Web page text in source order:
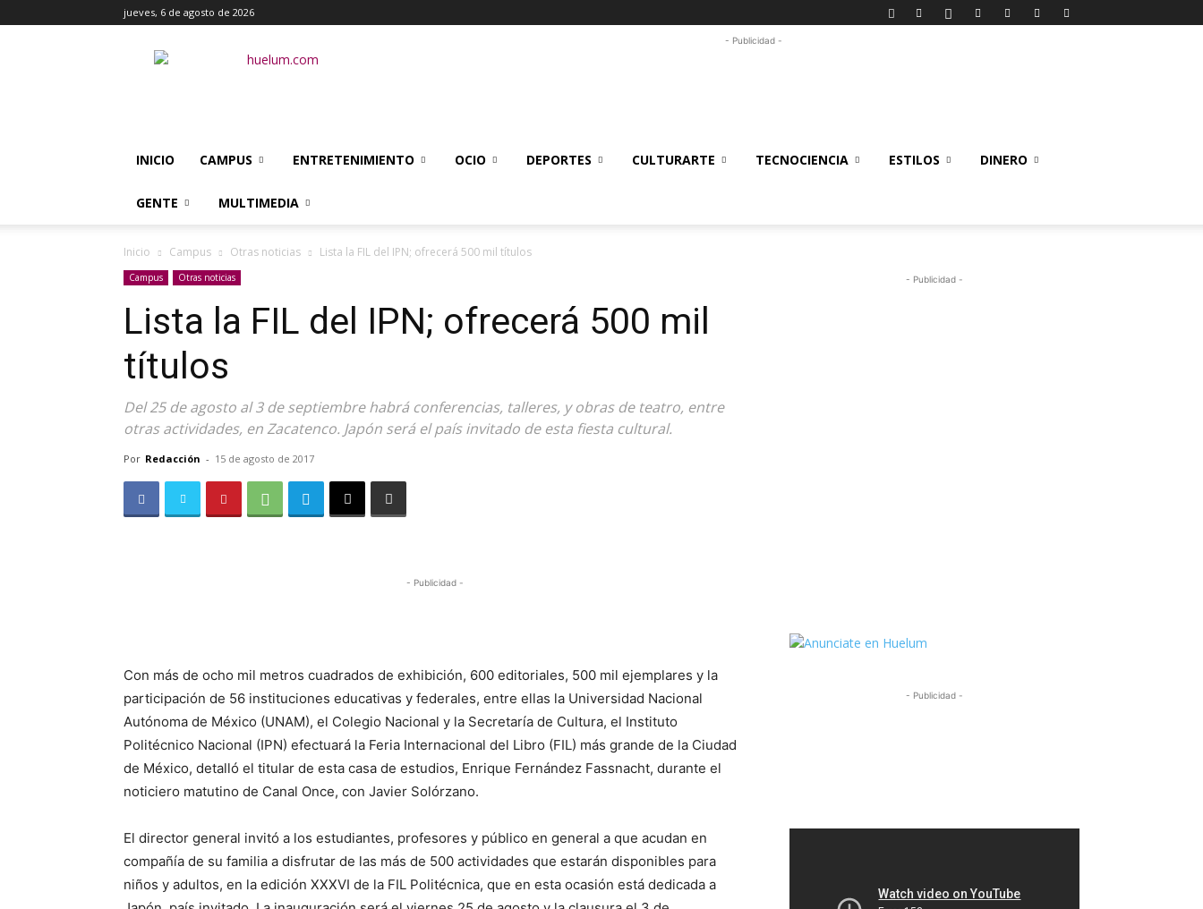
jueves, 6 de agosto de 2026
Huélum
- Publicidad -
INICIO CAMPUS ENTRETENIMIENTO OCIO DEPORTES CULTURARTE TECNOCIENCIA ESTILOS DINERO
GENTE MULTIMEDIA
Inicio Campus Otras noticias Lista la FIL del IPN; ofrecerá 500 mil títulos
Campus Otras noticias
Lista la FIL del IPN; ofrecerá 500 mil
títulos
Del 25 de agosto al 3 de septiembre habrá conferencias, talleres, y obras de teatro, entre
otras actividades, en Zacatenco. Japón será el país invitado de esta fiesta cultural.
Por Redacción - 15 de agosto de 2017
- Publicidad -
Con más de ocho mil metros cuadrados de exhibición, 600 editoriales, 500 mil ejemplares y la
participación de 56 instituciones educativas y federales, entre ellas la Universidad Nacional
Autónoma de México (UNAM), el Colegio Nacional y la Secretaría de Cultura, el Instituto
Politécnico Nacional (IPN) efectuará la Feria Internacional del Libro (FIL) más grande de la Ciudad
de México, detalló el titular de esta casa de estudios, Enrique Fernández Fassnacht, durante el
noticiero matutino de Canal Once, con Javier Solórzano.
El director general invitó a los estudiantes, profesores y público en general a que acudan en
compañía de su familia a disfrutar de las más de 500 actividades que estarán disponibles para
niños y adultos, en la edición XXXVI de la FIL Politécnica, que en esta ocasión está dedicada a
- Publicidad -
- Publicidad -